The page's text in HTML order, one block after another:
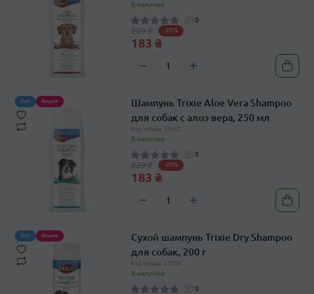
В наличии
0
229 ₴ -20%
183 ₴
Хит Акция
Шампунь Trixie Aloe Vera Shampoo
для собак с алоэ вера, 250 мл
Код товара: 37602
В наличии
0
229 ₴ -20%
183 ₴
Хит Акция
Сухой шампунь Trixie Dry Shampoo
для собак, 200 г
Код товара: 37588
В наличии
0